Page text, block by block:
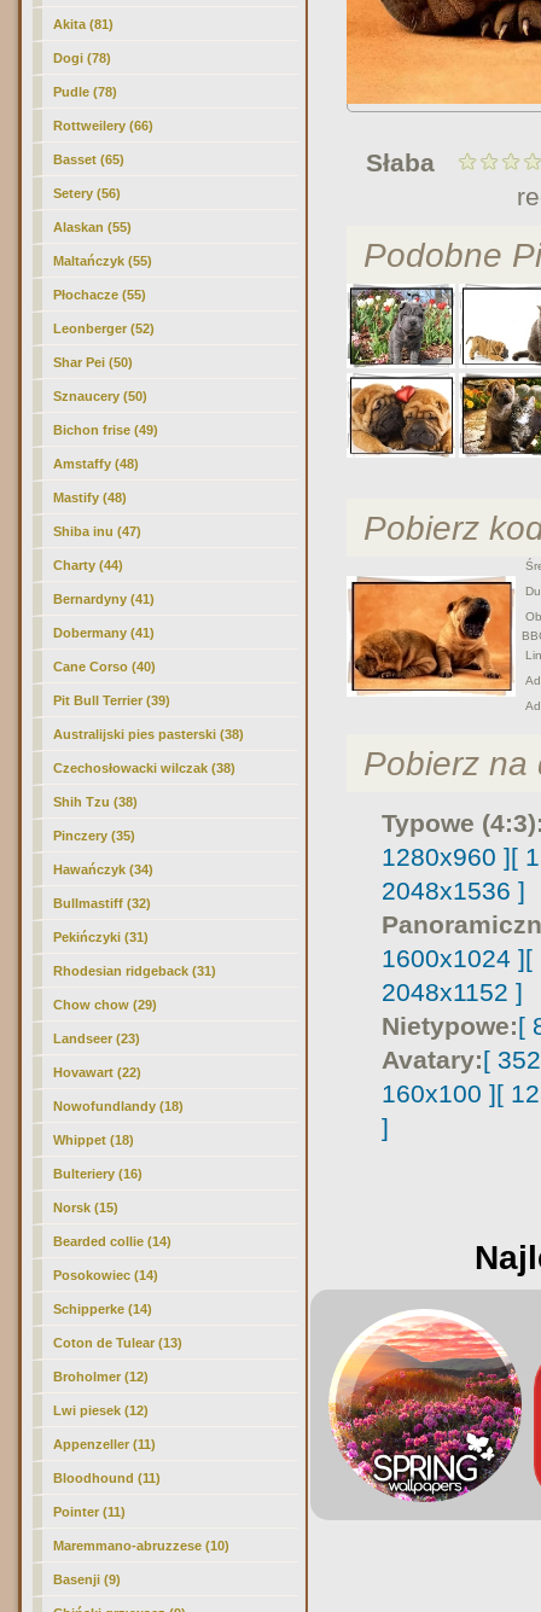
Akita (81)
Dogi (78)
Pudle (78)
Rottweilery (66)
Basset (65)
Setery (56)
Alaskan (55)
Maltańczyk (55)
Płochacze (55)
Leonberger (52)
Shar Pei (50)
Sznaucery (50)
Bichon frise (49)
Amstaffy (48)
Mastify (48)
Shiba inu (47)
Charty (44)
Bernardyny (41)
Dobermany (41)
Cane Corso (40)
Pit Bull Terrier (39)
Australijski pies pasterski (38)
Czechosłowacki wilczak (38)
Shih Tzu (38)
Pinczery (35)
Hawańczyk (34)
Bullmastiff (32)
Pekińczyki (31)
Rhodesian ridgeback (31)
Chow chow (29)
Landseer (23)
Hovawart (22)
Nowofundlandy (18)
Whippet (18)
Bulteriery (16)
Norsk (15)
Bearded collie (14)
Posokowiec (14)
Schipperke (14)
Coton de Tulear (13)
Broholmer (12)
Lwi piesek (12)
Appenzeller (11)
Bloodhound (11)
Pointer (11)
Maremmano-abruzzese (10)
Basenji (9)
Słaba
Podobne
Pobierz
Pobierz na
Typowe
1280x960 ][
2048x1536 ]
1600x1024 ][
2048x1152 ]
Nietypowe:[
Avatary:[
160x100 ][
]